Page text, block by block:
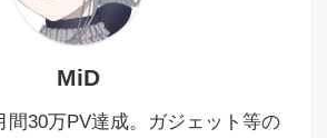
MiD
間30万PV達成。ガジェット等の